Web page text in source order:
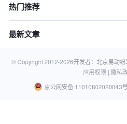
四、产品
热门推荐
最新文章
© Copyright 2012-2026开发者：北京易动
应用权限 | 隐私
京公网安备 11010802020043号